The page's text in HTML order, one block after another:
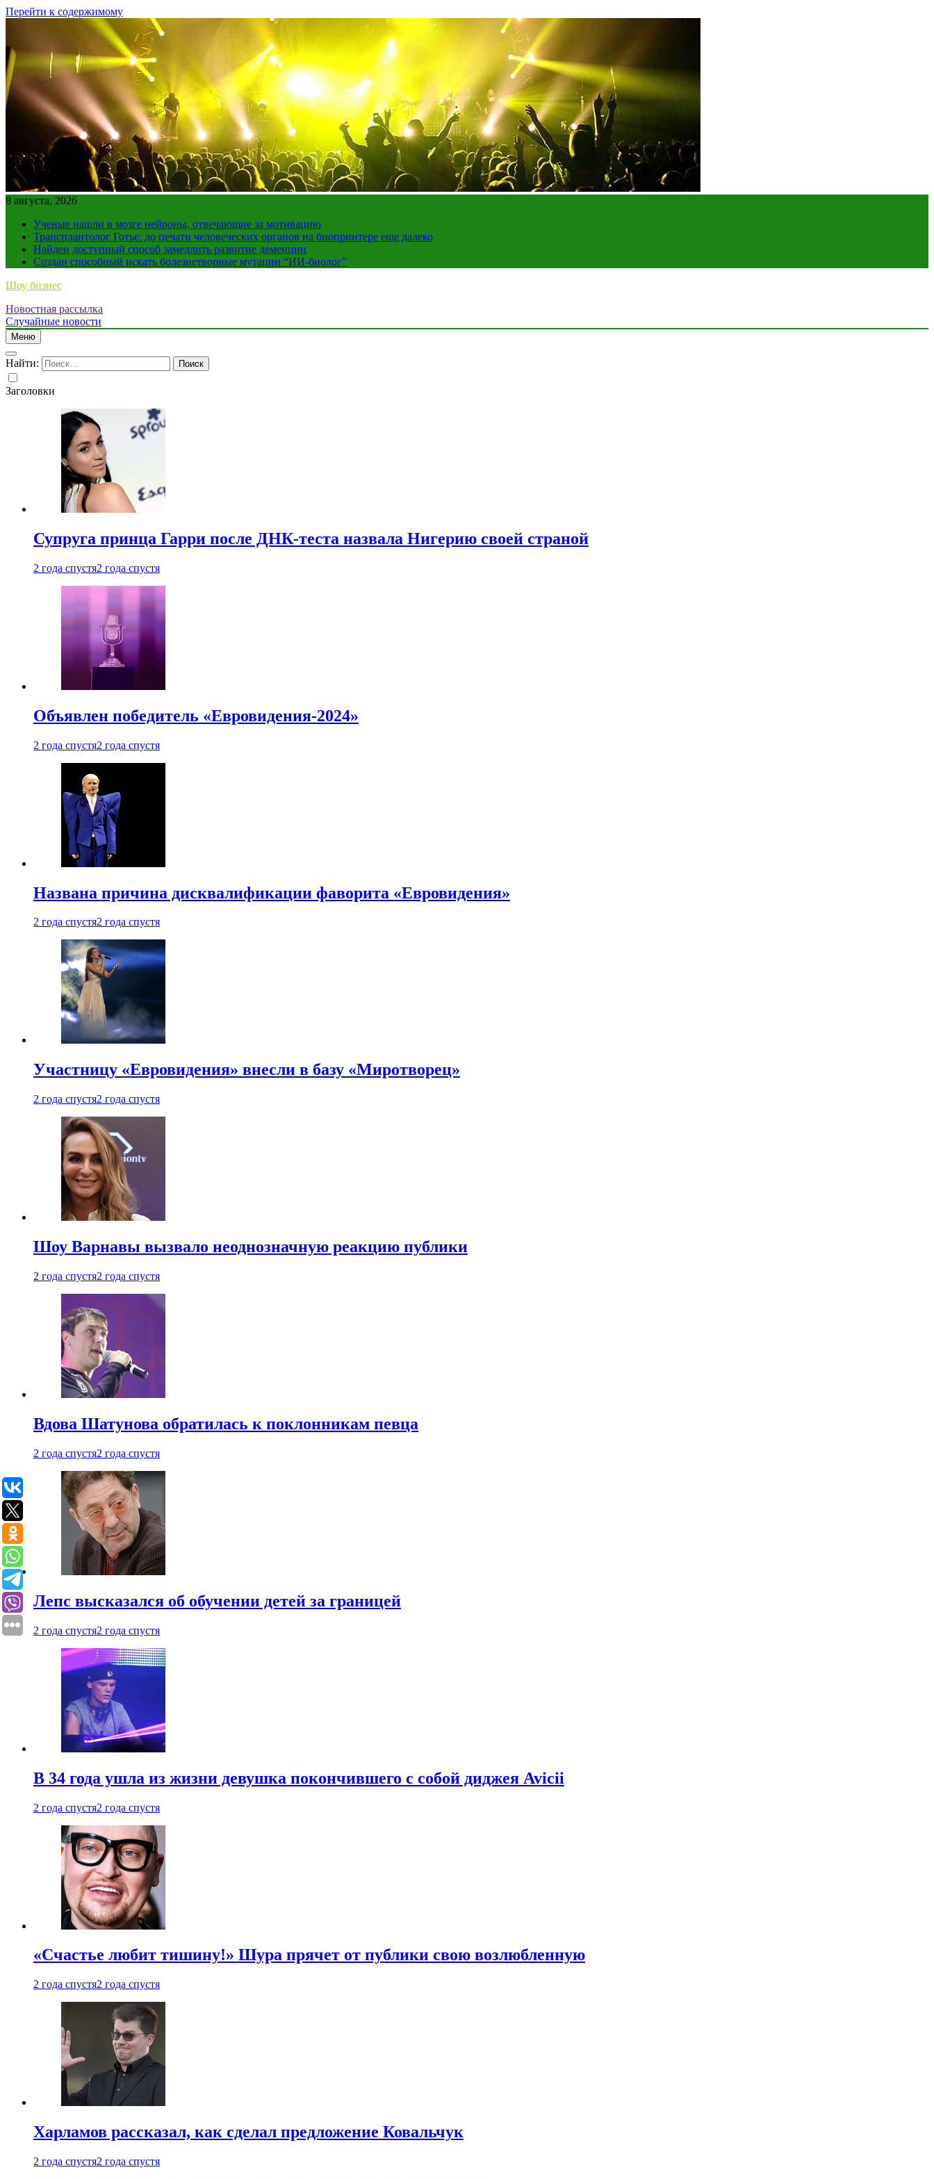
Перейти к содержимому
8 августа, 2026
Ученые нашли в мозге нейроны, отвечающие за мотивацию
Трансплантолог Готье: до печати человеческих органов на биопринтере еще далеко
Найден доступный способ замедлить развитие деменции
Создан способный искать болезнетворные мутации “ИИ-биолог”
Шоу бизнес
Новостная рассылка
Случайные новости
Меню
Найти:
Заголовки
Супруга принца Гарри после ДНК-теста назвала Нигерию своей страной
2 года спустя2 года спустя
Объявлен победитель «Евровидения-2024»
2 года спустя2 года спустя
Названа причина дисквалификации фаворита «Евровидения»
2 года спустя2 года спустя
Участницу «Евровидения» внесли в базу «Миротворец»
2 года спустя2 года спустя
Шоу Варнавы вызвало неоднозначную реакцию публики
2 года спустя2 года спустя
Вдова Шатунова обратилась к поклонникам певца
2 года спустя2 года спустя
Лепс высказался об обучении детей за границей
2 года спустя2 года спустя
В 34 года ушла из жизни девушка покончившего с собой диджея Avicii
2 года спустя2 года спустя
«Счастье любит тишину!» Шура прячет от публики свою возлюбленную
2 года спустя2 года спустя
Харламов рассказал, как сделал предложение Ковальчук
2 года спустя2 года спустя